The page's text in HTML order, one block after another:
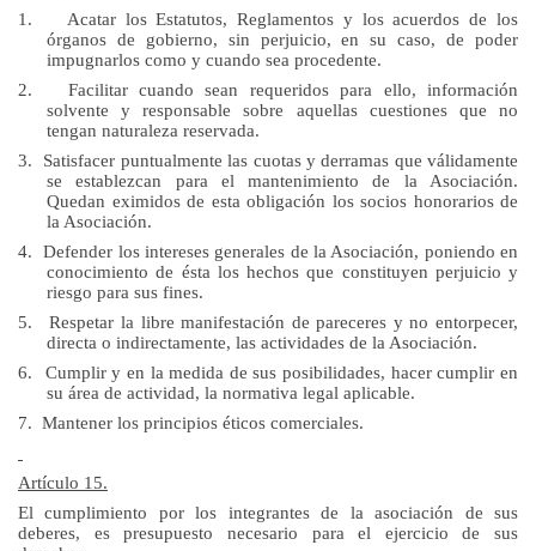
1.
Acatar los Estatutos, Reglamentos y los acuerdos de los
órganos de gobierno, sin perjuicio, en su caso, de poder
impugnarlos como y cuando sea procedente.
2.
Facilitar cuando sean requeridos para ello, información
solvente y responsable sobre aquellas cuestiones que no
tengan naturaleza reservada.
3.
Satisfacer puntualmente las cuotas y derramas que válidamente
se establezcan para el mantenimiento de la Asociación.
Quedan eximidos de esta obligación los socios honorarios de
la Asociación.
4.
Defender los intereses generales de la Asociación, poniendo en
conocimiento de ésta los hechos que constituyen perjuicio y
riesgo para sus fines.
5.
Respetar la libre manifestación de pareceres y no entorpecer,
directa o indirectamente, las actividades de la Asociación.
6.
Cumplir y en la medida de sus posibilidades, hacer cumplir en
su área de actividad, la normativa legal aplicable.
7. Mantener los principios éticos comerciales.
Artículo 15.
El cumplimiento por los integrantes de la asociación de sus
deberes, es presupuesto necesario para el ejercicio de sus